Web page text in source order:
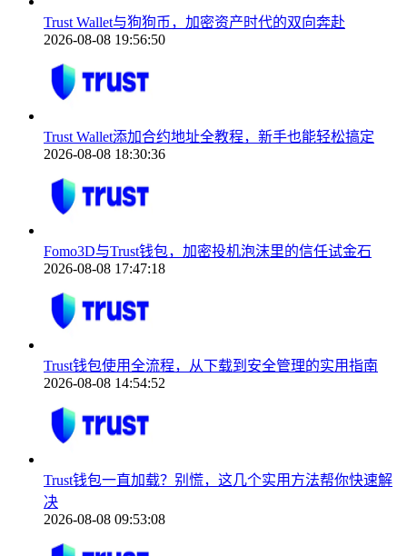
Trust Wallet与狗狗币，加密资产时代的双向奔赴
2026-08-08 19:56:50
Trust Wallet添加合约地址全教程，新手也能轻松搞定
2026-08-08 18:30:36
Fomo3D与Trust钱包，加密投机泡沫里的信任试金石
2026-08-08 17:47:18
Trust钱包使用全流程，从下载到安全管理的实用指南
2026-08-08 14:54:52
Trust钱包一直加载？别慌，这几个实用方法帮你快速解
决
2026-08-08 09:53:08